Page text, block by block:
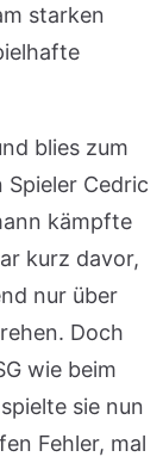
starken
blies zum
Cedric
kämpfte
kurz davor,
nur über
Doch
wie beim
sie nun
Fehler, mal